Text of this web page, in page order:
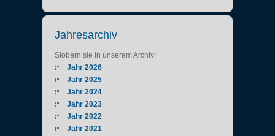
Jahresarchiv
Stöbern sie in unserem Archiv!
Jahr 2026
Jahr 2025
Jahr 2024
Jahr 2023
Jahr 2022
Jahr 2021